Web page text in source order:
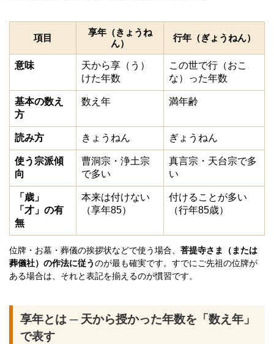
項目
享年（きょうね
ん）
行年（ぎょうねん）
意味
天から享（う）
けた年数
この世で行（おこ
な）った年数
基本の数え
方
数え年 満年齢
読み方 きょうねん ぎょうねん
使う宗派傾
向
曹洞宗・浄土宗
で多い
真言宗・天台宗で多
い
「歳」
「才」の有
無
本来は付けない
（享年85）
付けることが多い
（行年85歳）
位牌・お墓・葬儀の挨拶状などで使う場合、 菩提寺さま（または
葬儀社）の作法に従うのが最も確実です。すでにご先祖の位牌が
ある場合は、それと表記を揃えるのが慣習です。
享年とは ─ 天から授かった年数を「数え年」
で表す